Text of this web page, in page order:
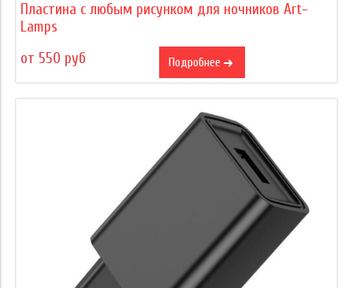
Пластина с любым рисунком для ночников Art-
Lamps
от 550 руб
Подробнее